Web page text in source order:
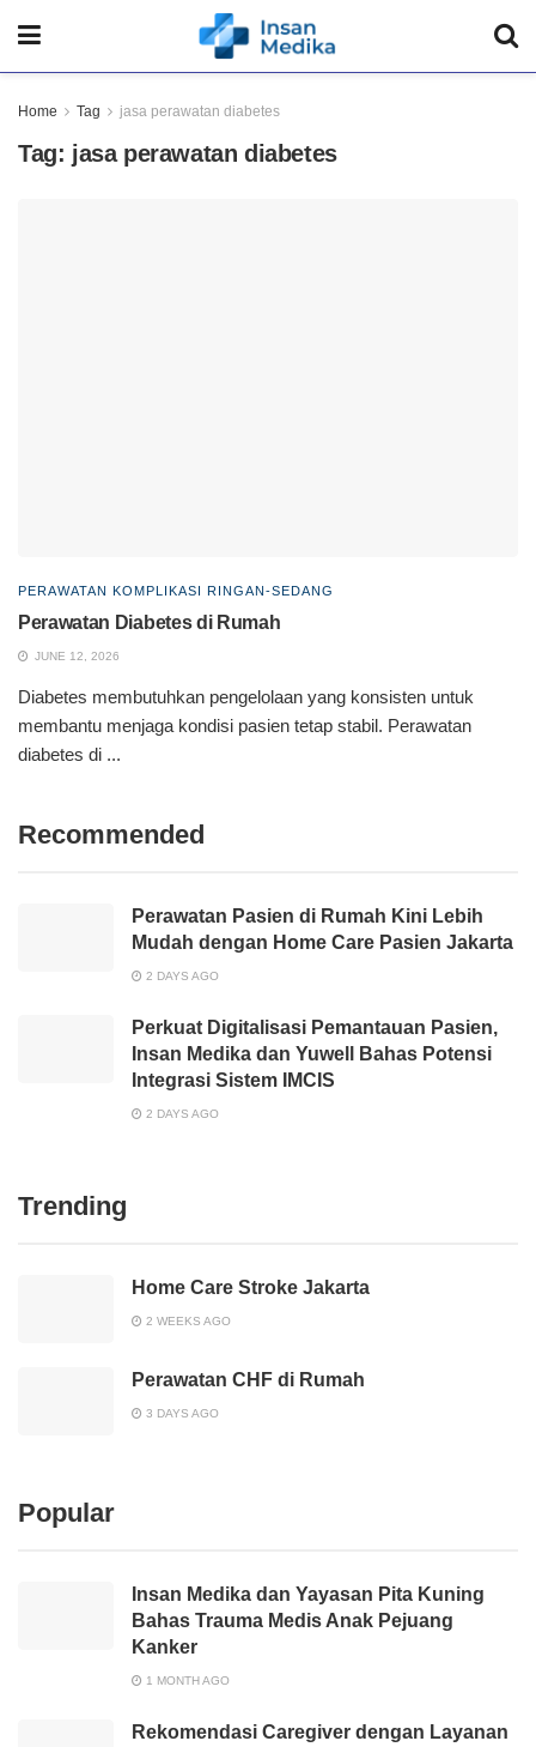
Home Tag jasa perawatan diabetes
Tag: jasa perawatan diabetes
PERAWATAN KOMPLIKASI RINGAN-SEDANG
Perawatan Diabetes di Rumah
JUNE 12, 2026
Diabetes membutuhkan pengelolaan yang konsisten untuk
membantu menjaga kondisi pasien tetap stabil. Perawatan
diabetes di ...
Recommended
Perawatan Pasien di Rumah Kini Lebih
Mudah dengan Home Care Pasien Jakarta
2 DAYS AGO
Perkuat Digitalisasi Pemantauan Pasien,
Insan Medika dan Yuwell Bahas Potensi
Integrasi Sistem IMCIS
2 DAYS AGO
Trending
Home Care Stroke Jakarta
2 WEEKS AGO
Perawatan CHF di Rumah
3 DAYS AGO
Popular
Insan Medika dan Yayasan Pita Kuning
Bahas Trauma Medis Anak Pejuang
Kanker
1 MONTH AGO
Rekomendasi Caregiver dengan Layanan